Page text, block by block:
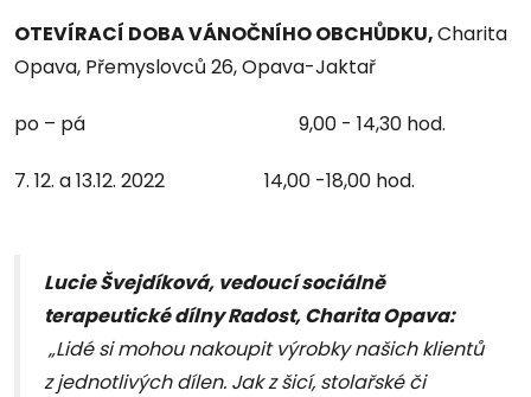
OTEVÍRACÍ DOBA VÁNOČNÍHO OBCHŮDKU,Charita
Opava, Přemyslovců 26, Opava-Jaktař
po – pá 9,00 - 14,30 hod.
7. 12. a 13.12. 2022 14,00 -18,00 hod.
Lucie Švejdíková, vedoucí sociálně
terapeutické dílny Radost, Charita Opava:
„Lidé si mohou nakoupit výrobky našich klientů
z jednotlivých dílen. Jak z šicí, stolařské či